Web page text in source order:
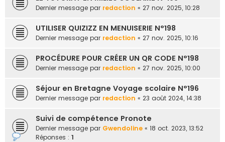
Dernier message par redaction « 27 nov. 2025, 10:28
UTILISER QUIZIZZ EN MENUISERIE N°198
Dernier message par redaction « 27 nov. 2025, 10:16
PROCÉDURE POUR CRÉER UN QR CODE N°198
Dernier message par redaction « 27 nov. 2025, 10:00
Séjour en Bretagne Voyage scolaire N°196
Dernier message par redaction « 23 août 2024, 14:38
Suivi de compétence Pronote
Dernier message par Gwendoline « 18 oct. 2023, 13:52
Réponses : 1